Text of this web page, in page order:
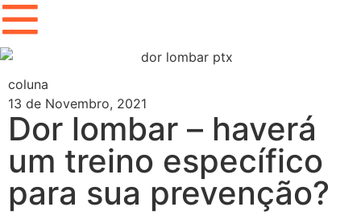
coluna
13 de Novembro, 2021
Dor lombar – haverá
um treino específico
para sua prevenção?